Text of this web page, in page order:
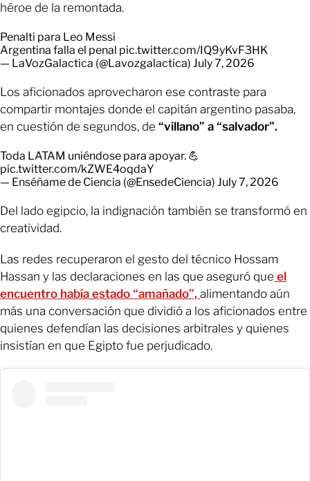
héroe de la remontada.
Penalti para Leo Messi
Argentina falla el penal pic.twitter.com/IQ9yKvF3HK
— LaVozGalactica (@Lavozgalactica) July 7, 2026
Los aficionados aprovecharon ese contraste para
compartir montajes donde el capitán argentino pasaba,
en cuestión de segundos, de “villano” a “salvador”.
Toda LATAM uniéndose para apoyar. 💪
pic.twitter.com/kZWE4oqdaY
— Enséñame de Ciencia (@EnsedeCiencia) July 7, 2026
Del lado egipcio, la indignación también se transformó en
creatividad.
Las redes recuperaron el gesto del técnico Hossam
Hassan y las declaraciones en las que aseguró que el
encuentro había estado “amañado”, alimentando aún
más una conversación que dividió a los aficionados entre
quienes defendían las decisiones arbitrales y quienes
insistían en que Egipto fue perjudicado.